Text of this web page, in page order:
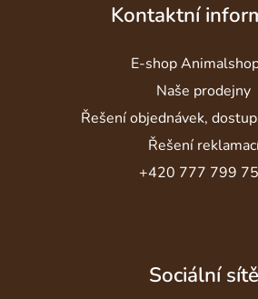
Kontaktní
E-shop
Naše prodejny
Řešení objednávek,
Řešení
+420 777 799
Sociální sítě